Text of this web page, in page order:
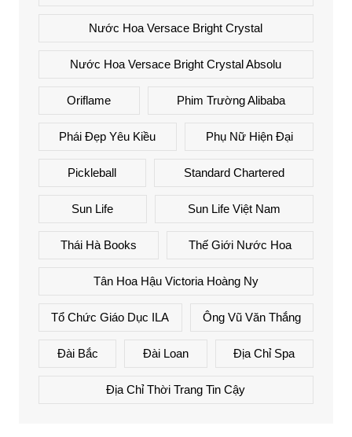
Nước Hoa Versace Bright Crystal
Nước Hoa Versace Bright Crystal Absolu
Oriflame Phim Trường Alibaba
Phái Đẹp Yêu Kiều Phụ Nữ Hiện Đại
Pickleball Standard Chartered
Sun Life Sun Life Việt Nam
Thái Hà Books Thế Giới Nước Hoa
Tân Hoa Hậu Victoria Hoàng Ny
Tổ Chức Giáo Dục ILA Ông Vũ Văn Thắng
Đài Bắc Đài Loan Địa Chỉ Spa
Địa Chỉ Thời Trang Tin Cậy